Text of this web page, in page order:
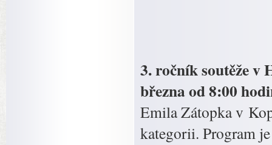
3. ročník soutěže v
března od 8:00
Emila Zátopka v
kategorii. Program